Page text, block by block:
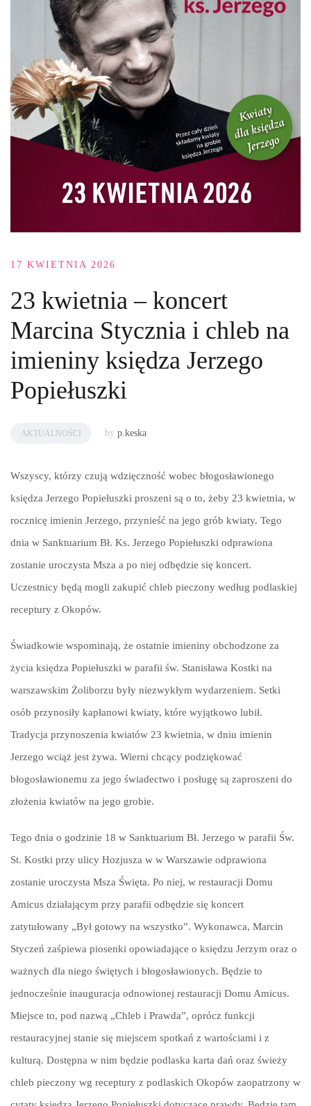
17 KWIETNIA 2026
23 kwietnia – koncert
Marcina Stycznia i chleb na
imieniny księdza Jerzego
Popiełuszki
AKTUALNOŚCI by p.keska
Wszyscy, którzy czują wdzięczność wobec błogosławionego
księdza Jerzego Popiełuszki proszeni są o to, żeby 23 kwietnia, w
rocznicę imienin Jerzego, przynieść na jego grób kwiaty. Tego
dnia w Sanktuarium Bł. Ks. Jerzego Popiełuszki odprawiona
zostanie uroczysta Msza a po niej odbędzie się koncert.
Uczestnicy będą mogli zakupić chleb pieczony według podlaskiej
receptury z Okopów.
Świadkowie wspominają, że ostatnie imieniny obchodzone za
życia księdza Popiełuszki w parafii św. Stanisława Kostki na
warszawskim Żoliborzu były niezwykłym wydarzeniem. Setki
osób przynosiły kapłanowi kwiaty, które wyjątkowo lubił.
Tradycja przynoszenia kwiatów 23 kwietnia, w dniu imienin
Jerzego wciąż jest żywa. Wierni chcący podziękować
błogosławionemu za jego świadectwo i posługę są zaproszeni do
złożenia kwiatów na jego grobie.
Tego dnia o godzinie 18 w Sanktuarium Bł. Jerzego w parafii Św.
St. Kostki przy ulicy Hozjusza w w Warszawie odprawiona
zostanie uroczysta Msza Święta. Po niej, w restauracji Domu
Amicus działającym przy parafii odbędzie się koncert
zatytułowany „Był gotowy na wszystko”. Wykonawca, Marcin
Styczeń zaśpiewa piosenki opowiadające o księdzu Jerzym oraz o
ważnych dla niego świętych i błogosławionych. Będzie to
jednocześnie inauguracja odnowionej restauracji Domu Amicus.
Miejsce to, pod nazwą „Chleb i Prawda”, oprócz funkcji
restauracyjnej stanie się miejscem spotkań z wartościami i z
kulturą. Dostępna w nim będzie podlaska karta dań oraz świeży
chleb pieczony wg receptury z podlaskich Okopów zaopatrzony w